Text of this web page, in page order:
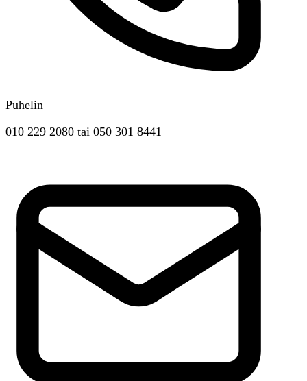
Puhelin
010 229 2080 tai 050 301 8441